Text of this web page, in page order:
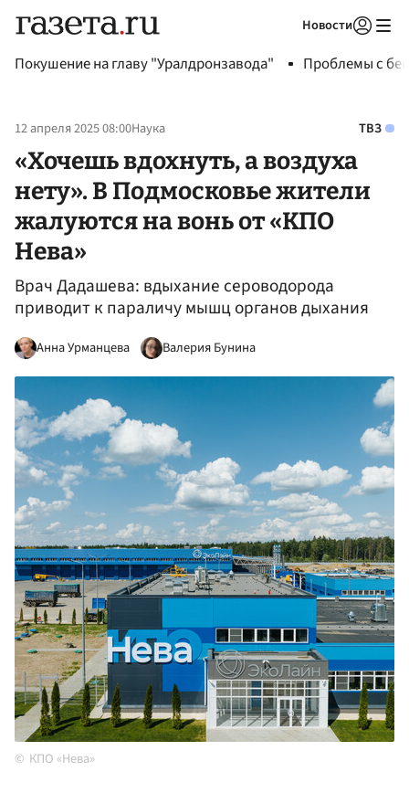
Новости
Покушение на главу "Уралдронзавода" Проблемы с
12 апреля 2025 08:00Наука ТВЗ
«Хочешь вдохнуть, а воздуха
нету». В Подмосковье жители
жалуются на вонь от «КПО
Нева»
Врач Дадашева: вдыхание сероводорода
приводит к параличу мышц органов дыхания
Анна Урманцева Валерия Бунина
КПО «Нева»